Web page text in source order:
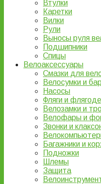
Втулки
Каретки
Вилки
Рули
Выносы руля
Подшипники
Спицы
Велоаксессуары
Смазки для
Велосумки и
Насосы
Фляги и
Велозамки и
Велофары и
Звонки и
Багажники и
Подножки
Шлемы
Защита